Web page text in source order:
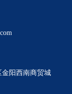
阳西南商贸城